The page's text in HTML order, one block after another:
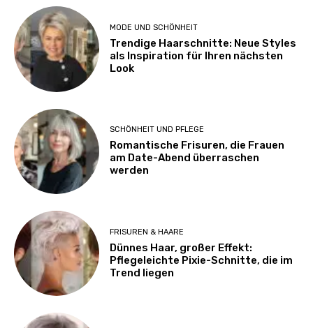
MODE UND SCHÖNHEIT
Trendige Haarschnitte: Neue Styles
als Inspiration für Ihren nächsten
Look
SCHÖNHEIT UND PFLEGE
Romantische Frisuren, die Frauen
am Date-Abend überraschen
werden
FRISUREN & HAARE
Dünnes Haar, großer Effekt:
Pflegeleichte Pixie-Schnitte, die im
Trend liegen